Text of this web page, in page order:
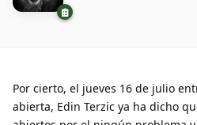
Por cierto, el jueves 16 de julio
abierta, Edin Terzic ya ha dicho